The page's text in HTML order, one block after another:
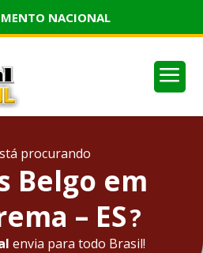
CERTIFICADOS
a
procurando
Belgo em
– ES?
envia para todo Brasil!